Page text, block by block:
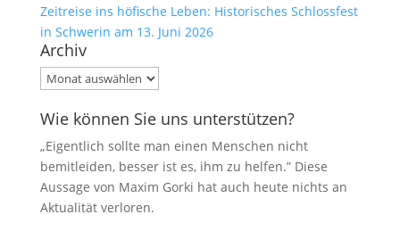
Zeitreise ins höfische Leben: Historisches Schlossfest
in Schwerin am 13. Juni 2026
Archiv
Archiv
Wie können Sie uns unterstützen?
„Eigentlich sollte man einen Menschen nicht
bemitleiden, besser ist es, ihm zu helfen.” Diese
Aussage von Maxim Gorki hat auch heute nichts an
Aktualität verloren.